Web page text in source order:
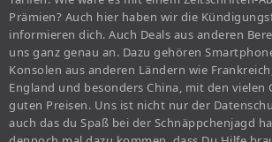
Prämien? Auch hier haben wir die
informieren dich. Auch Deals aus anderen
uns ganz genau an. Dazu gehören
Konsolen aus anderen Ländern wie
England und besonders China, mit den vielen
guten Preisen. Uns ist nicht nur der
auch das du Spaß bei der Schnäppchenjagd